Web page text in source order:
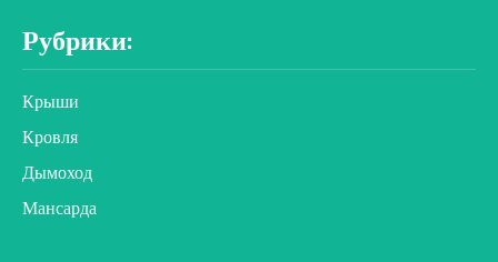
Рубрики:
Крыши
Кровля
Дымоход
Мансарда